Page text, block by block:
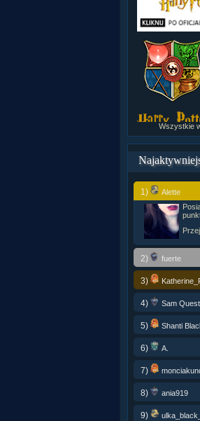
Wszystkie
1)
Alette
2) fuerte
3)
4) Sam Quest
5) Shanti
6) A.
7)
8) ania919
9)